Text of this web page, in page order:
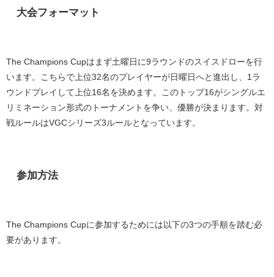
大会フォーマット
The Champions Cupはまず土曜日に9ラウンドのスイスドローを行
います。こちらで上位32名のプレイヤーが日曜日へと進出し、 1 ラ
ウンドプレイして上位16名を決めます。このトップ16がシングルエ
リミネーション形式のトーナメントを争い、優勝が決まります。対
戦ルールはVGCシリーズ3 ルールとなっています。
参加方法
The Champions Cupに参加するためには以下の3つの手順を踏む必
要があります。